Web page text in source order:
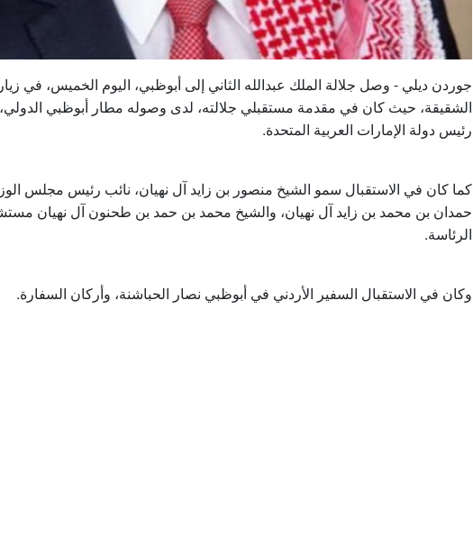
جوردن ديلي - وصل جلالة الملك عبدالله الثاني إلى أبوظبي، اليوم الخميس، في
الشقيقة، حيث كان في مقدمة مستقبلي جلالته، لدى وصوله مطار أبوظبي
رئيس دولة الإمارات العربية المتحدة.
كما كان في الاستقبال سمو الشيخ منصور بن زايد آل نهيان، نائب رئيس مجلس
حمدان بن محمد بن زايد آل نهيان، والشيخ محمد بن حمد بن طحنون آل نهيان
الرئاسة.
وكان في الاستقبال السفير الأردني في أبوظبي نصار الحباشنة، وأركان السفارة.